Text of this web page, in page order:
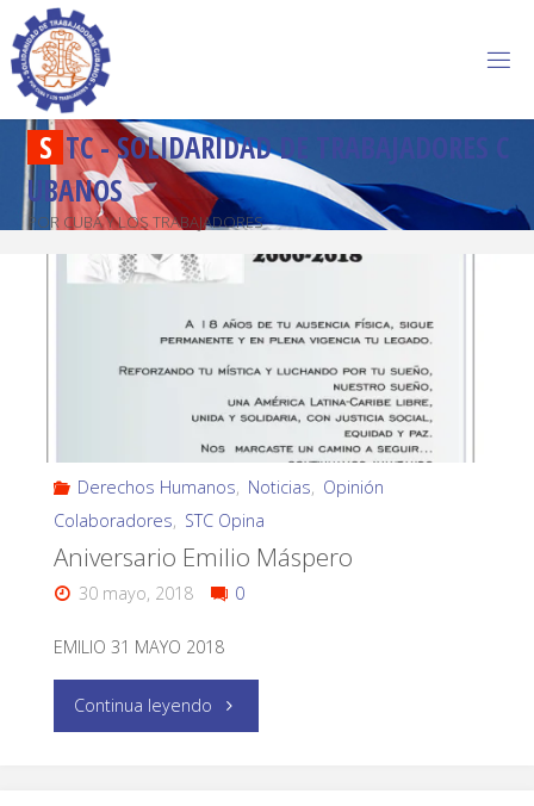
S TC-SOLIDARIDADD R A BAJADORES C
U BANOS
POR CUBA Y LOS TRABAJADORES
Derechos Humanos, Noticias, Opinión
Colaboradores, STC Opina
Aniversario Emilio Máspero
30 mayo, 2018 0
EMILIO 31 MAYO 2018
Continua leyendo